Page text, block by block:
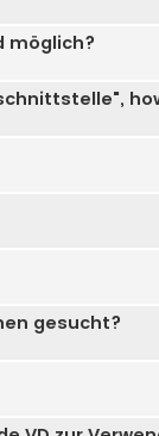
möglich?
gesucht?